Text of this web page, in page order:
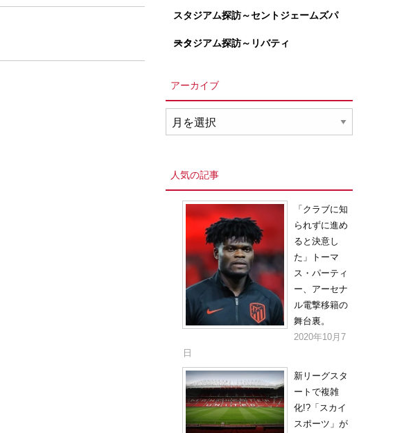
スタジアム探訪～セントジェームズパ
ーク
スタジアム探訪～リバティ
アーカイブ
ー
人気の記事
「クラブに知
られずに進め
ると決意し
た」トーマ
ス・パーティ
ー、アーセナ
ル電撃移籍の
舞台裏。
2020年10月7
日
新リーグスタ
ートで複雑
化!?「スカイ
スポーツ」が